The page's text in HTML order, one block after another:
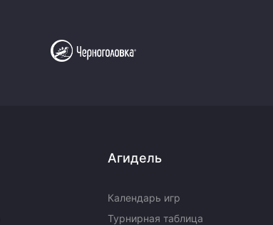
Агидель
Календарь игр
Турнирная таблица